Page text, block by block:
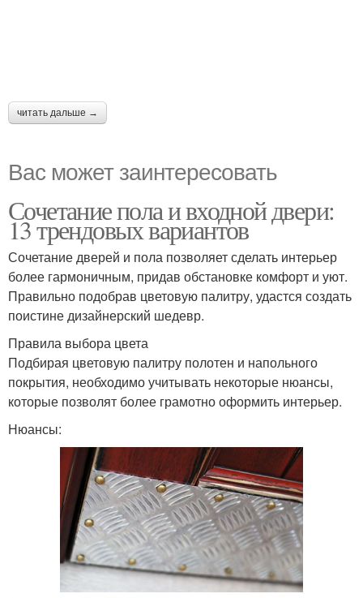
читать дальше →
Вас может заинтересовать
Сочетание пола и входной двери:
13 трендовых вариантов
Сочетание дверей и пола позволяет сделать интерьер
более гармоничным, придав обстановке комфорт и уют.
Правильно подобрав цветовую палитру, удастся создать
поистине дизайнерский шедевр.
Правила выбора цвета
Подбирая цветовую палитру полотен и напольного
покрытия, необходимо учитывать некоторые нюансы,
которые позволят более грамотно оформить интерьер.
Нюансы: